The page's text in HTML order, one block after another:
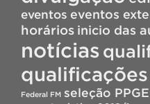
eventos eventos
horários inicio das
notícias
Federal FM seleção